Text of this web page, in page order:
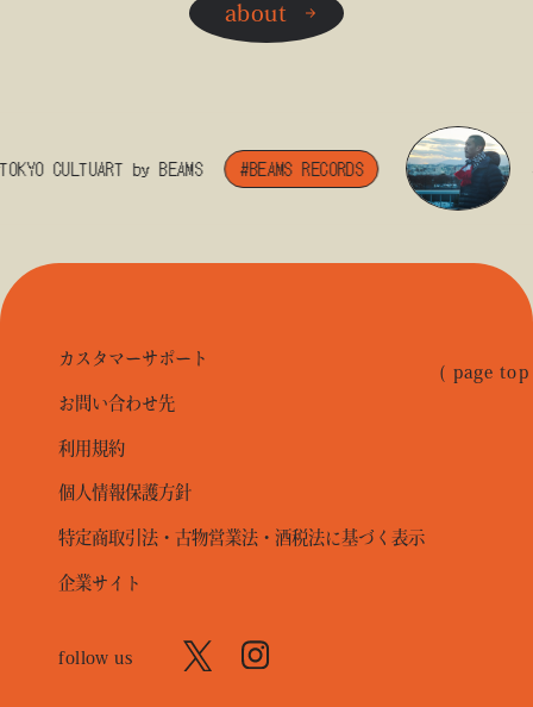
about
CULTUART by BEAMS #BEAMS RECORDS
( page
カスタマーサポート
お問い合わせ先
利用規約
個人情報保護方針
特定商取引法・古物営業法・酒税法に基づく表示
企業サイト
follow us